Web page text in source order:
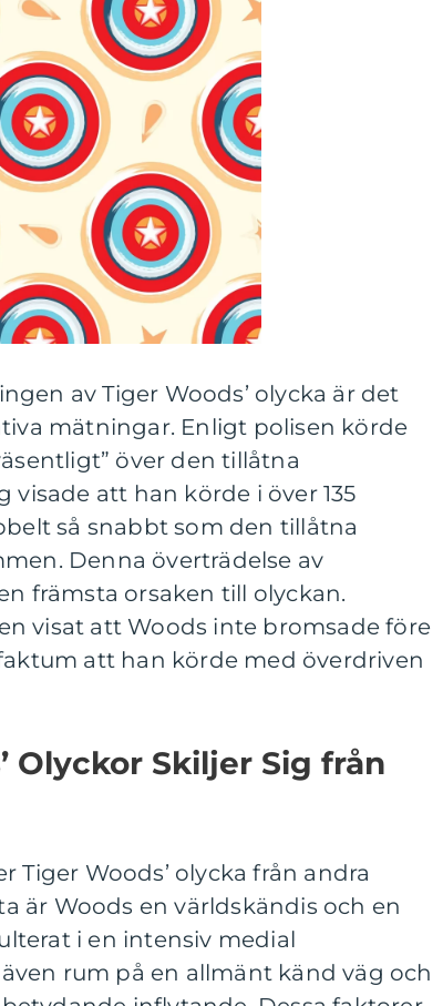
av Tiger Woods’ olycka är det
mätningar. Enligt polisen körde
över den tillåtna
att han körde i över 135
så snabbt som den tillåtna
Denna överträdelse av
främsta orsaken till olyckan.
visat att Woods inte bromsade före
att han körde med överdriven
Olyckor Skiljer Sig från
Tiger Woods’ olycka från andra
är Woods en världskändis och en
i en intensiv medial
rum på en allmänt känd väg och